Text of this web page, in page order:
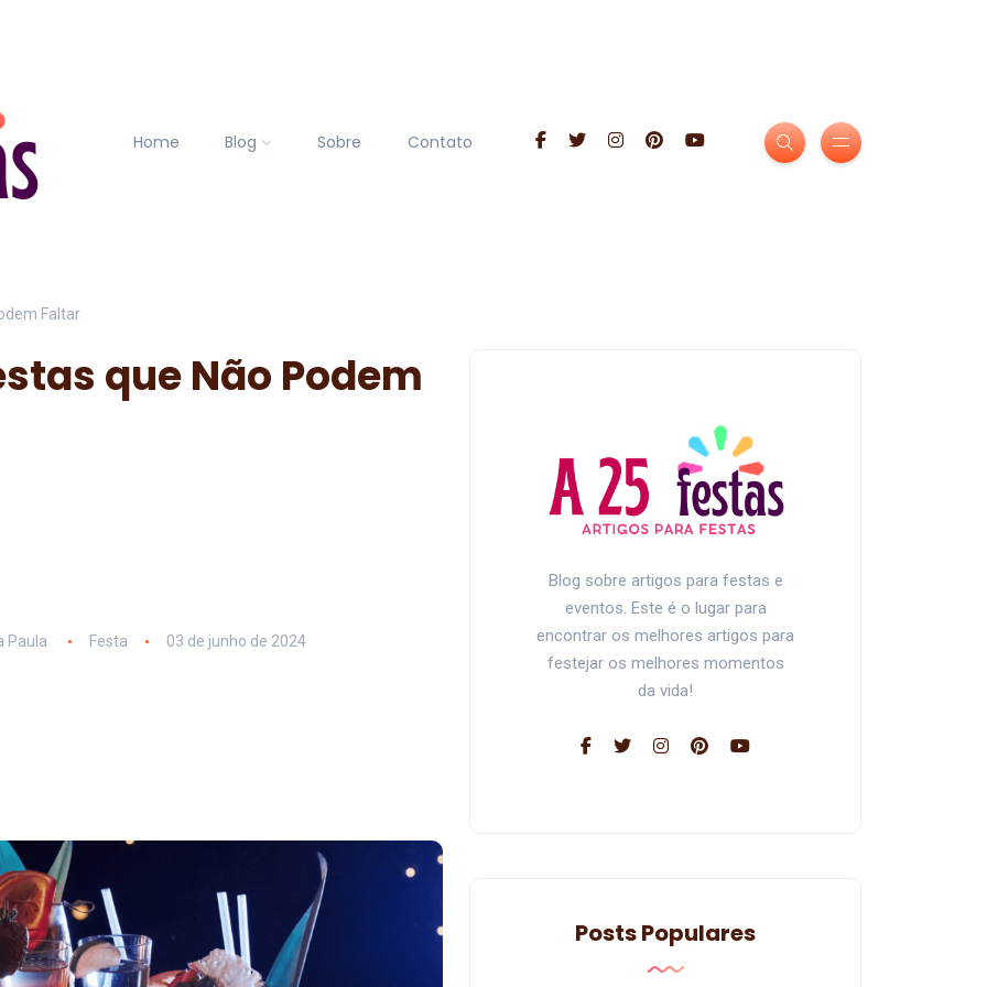
Home Blog Sobre Contato
Faltar
que Não Podem
Paula Festa 03 de junho de 2024
Blog sobre artigos para festas e
eventos. Este é o lugar para
encontrar os melhores artigos para
festejar os melhores momentos
da vida!
Posts Populares